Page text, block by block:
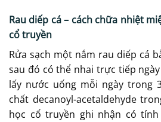
Rau diếp cá – cách chữa nhiệt
cổ truyền
Rửa sạch một nắm rau diếp cá
sau đó có thể nhai trực tiếp
lấy nước uống mỗi ngày trong
chất decanoyl-acetaldehyde
học cổ truyền ghi nhận có tính